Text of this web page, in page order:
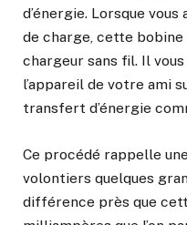
d’énergie. Lorsque
de charge, cette
chargeur sans fil. Il
l’appareil de votre ami
transfert d’énergie
Ce procédé rappelle
volontiers quelques
différence près que